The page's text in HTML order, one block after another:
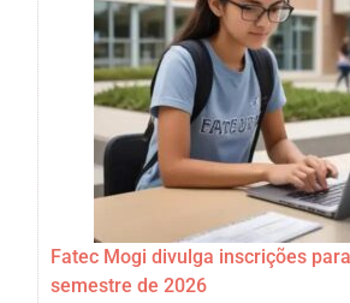
Fatec Mogi divulga inscrições
semestre de 2026